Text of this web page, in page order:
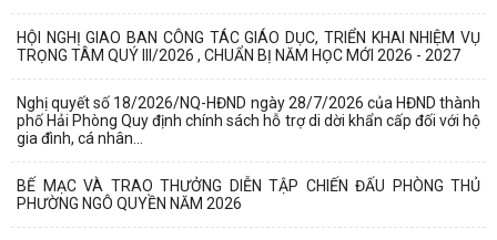
HỘI NGHỊ GIAO BAN CÔNG TÁC GIÁO DỤC, TRIỂN KHAI NHIỆM VỤ
TRỌNG TÂM QUÝ III/2026 , CHUẨN BỊ NĂM HỌC MỚI 2026 - 2027
Nghị quyết số 18/2026/NQ-HĐND ngày 28/7/2026 của HĐND thành
phố Hải Phòng Quy định chính sách hỗ trợ di dời khẩn cấp đối với hộ
gia đình, cá nhân...
BẾ MẠC VÀ TRAO THƯỞNG DIỄN TẬP CHIẾN ĐẤU PHÒNG THỦ
PHƯỜNG NGÔ QUYỀN NĂM 2026